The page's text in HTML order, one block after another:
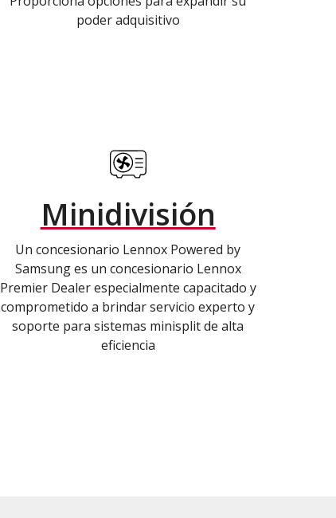
poder adquisitivo
Minidivisión
Un concesionario Lennox Powered by
Samsung es un concesionario Lennox
Premier Dealer especialmente capacitado y
comprometido a brindar servicio experto y
soporte para sistemas minisplit de alta
eficiencia